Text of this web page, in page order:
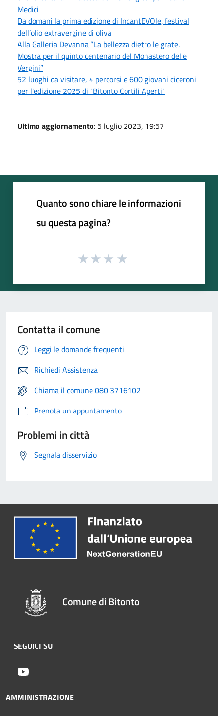
Medici
Da domani la prima edizione di IncantEVOle, festival
dell’olio extravergine di oliva
Alla Galleria Devanna “La bellezza dietro le grate.
Mostra per il quinto centenario del Monastero delle
Vergini”
52 luoghi da visitare, 4 percorsi e 600 giovani ciceroni
per l'edizione 2025 di "Bitonto Cortili Aperti"
Ultimo aggiornamento: 5 luglio 2023, 19:57
Quanto sono chiare le informazioni
su questa pagina?
Contatta il comune
Leggi le domande frequenti
Richiedi Assistenza
Chiama il comune 080 3716102
Prenota un appuntamento
Problemi in città
Segnala disservizio
Comune di Bitonto
SEGUICI SU
AMMINISTRAZIONE